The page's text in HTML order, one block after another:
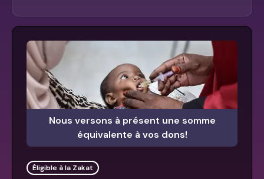
Nous versons à présent une somme
équivalente à vos dons!
Éligible à la Zakat